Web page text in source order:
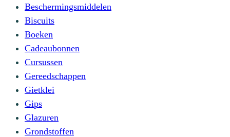
Beschermingsmiddelen
Biscuits
Boeken
Cadeaubonnen
Cursussen
Gereedschappen
Gietklei
Gips
Glazuren
Grondstoffen